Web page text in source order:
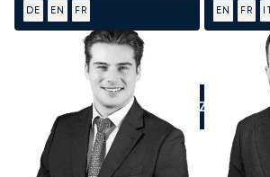
DE EN FR EN FR
APPELEZ-NOUS